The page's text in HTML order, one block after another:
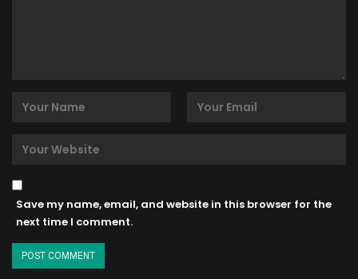
Save my name, email, and website in this browser for the
next time I comment.